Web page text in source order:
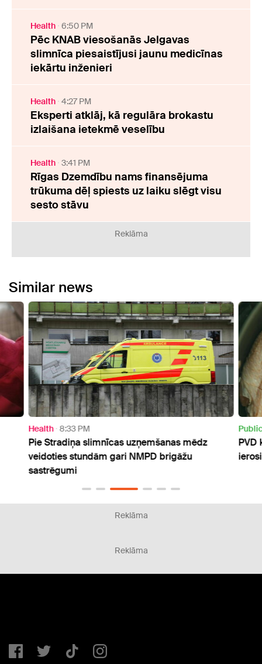
Health 6:50 PM
Pēc KNAB viesošanās Jelgavas
slimnīca piesaistījusi jaunu medicīnas
iekārtu inženieri
Health 4:27 PM
Eksperti atklāj, kā regulāra brokastu
izlaišana ietekmē veselību
Health 3:41 PM
Rīgas Dzemdību nams finansējuma
trūkuma dēļ spiests uz laiku slēgt visu
sesto stāvu
Reklāma
Similar news
Health 8:33 PM
Pie Stradiņa slimnīcas uzņemšanas mēdz
veidoties stundām gari NMPD brigāžu
sastrēgumi
PVD
Reklāma
Reklāma